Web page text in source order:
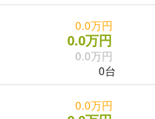
0.0万円
0.0万円
0.0万円
0台
0.0万円